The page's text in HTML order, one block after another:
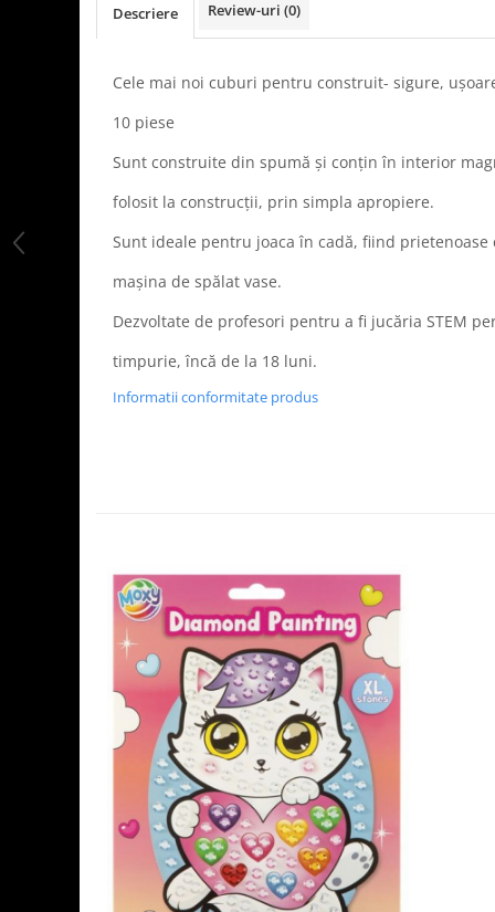
LEGO Architecture
LEGO Speed Champions
Descriere Review-uri (0)
Cele mai noi cuburi pentru construit- sigure,
10 piese
Sunt construite din spumă și conțin în interior
folosit la construcții, prin simpla apropiere.
Sunt ideale pentru joaca în cadă, fiind prietenoase
mașina de spălat vase.
​​​​​​Dezvoltate de profesori pentru a fi jucăria STEM
timpurie, încă de la 18 luni.
Informatii conformitate produs